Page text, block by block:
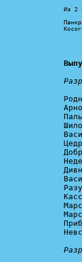
Из 2